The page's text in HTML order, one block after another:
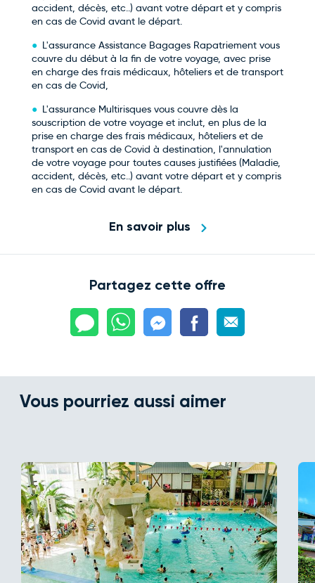
accident, décès, etc..) avant votre départ et y compris
en cas de Covid avant le départ.
L'assurance Assistance Bagages Rapatriement vous
couvre du début à la fin de votre voyage, avec prise
en charge des frais médicaux, hôteliers et de transport
en cas de Covid,
L'assurance Multirisques vous couvre dès la
souscription de votre voyage et inclut, en plus de la
prise en charge des frais médicaux, hôteliers et de
transport en cas de Covid à destination, l'annulation
de votre voyage pour toutes causes justifiées (Maladie,
accident, décès, etc..) avant votre départ et y compris
en cas de Covid avant le départ.
En savoir plus
Partagez cette offre
Vous pourriez aussi aimer